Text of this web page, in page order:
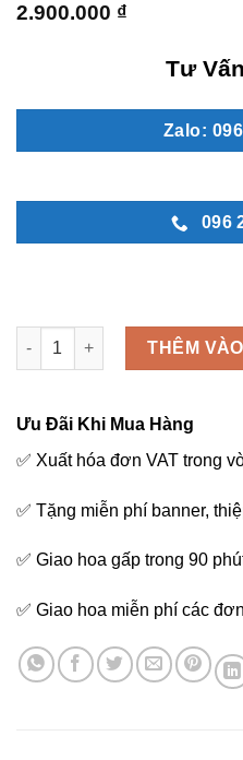
2.900.000 ₫
Tư
Zalo:
096
Vòng hoa đám ma đẹp - MN
THÊM
Ưu Đãi Khi Mua Hàng
✅ Xuất hóa đơn VAT trong
✅ Tặng miễn phí banner,
✅ Giao hoa gấp trong 90
✅ Giao hoa miễn phí các